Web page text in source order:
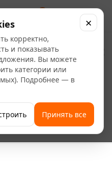
—
корректно,
и показывать
Вы можете
категории или
Подробнее — в
Принять все
×